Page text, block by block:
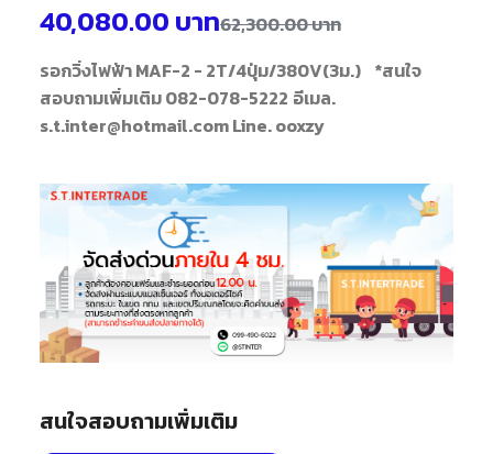
62,300.00บาท
40,080.00 บาท
รอกวิ่งไฟฟ้า MAF-2 - 2T/4ปุ่ม/380V(3ม.) *สนใจ
สอบถามเพิ่มเติม 082-078-5222 อีเมล.
s.t.inter@hotmail.com Line. ooxzy
สนใจสอบถามเพิ่มเติม